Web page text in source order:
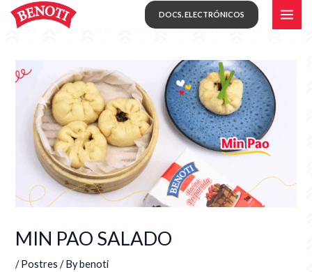
Skip
DOCS. ELECTRÓNICOS
MIN PAO SALADO
/Postres / Bybenoti